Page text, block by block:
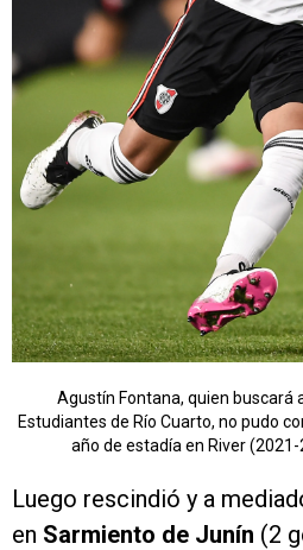
Agustín Fontana, quien buscará
Estudiantes de Río Cuarto, no pudo
año de estadía en River
Luego rescindió y a
en Sarmiento de Junín (2